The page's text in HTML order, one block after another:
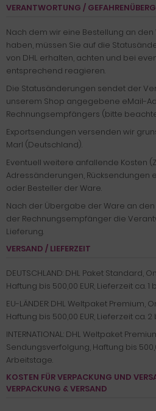
VERANTWORTUNG /
Nach dem wir eine Bestellung an
haben, müssen Sie auf die
von DHL erhalten, achten und bei
entsprechend reagieren.
Die Statusänderungen sendet der
unserem Shop angegebene eMail-
Rechnungsempfängers (bitte
Exportsendungen versenden wir
Marl (Deutschland).
Eventuell weitere anfallende Kosten
Adressänderungen, Rücksendungen
oder Besteller der Ware.
Nach der Übergabe der Ware an
der Rechnungsempfänger die
Lieferung.
VERSAND / LIEFERZEIT
DEUTSCHLAND: DHL Paket
Haftung bis 500,00 EUR, Lieferzeit ca.
EU-LÄNDER: DHL Weltpaket
Haftung bis 500,00 EUR, Lieferzeit ca.
INTERNATIONAL: DHL Weltpaket
Sendungsverfolgung, Haftung bis
Arbeitstage.
KOSTEN FÜR VERPACKUNG UND
VERPACKUNG & VERSAND